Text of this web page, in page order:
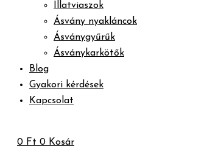
Illatviaszok
Ásvány nyakláncok
Ásványgyűrűk
Ásványkarkötők
Blog
Gyakori kérdések
Kapcsolat
0 Ft 0 Kosár